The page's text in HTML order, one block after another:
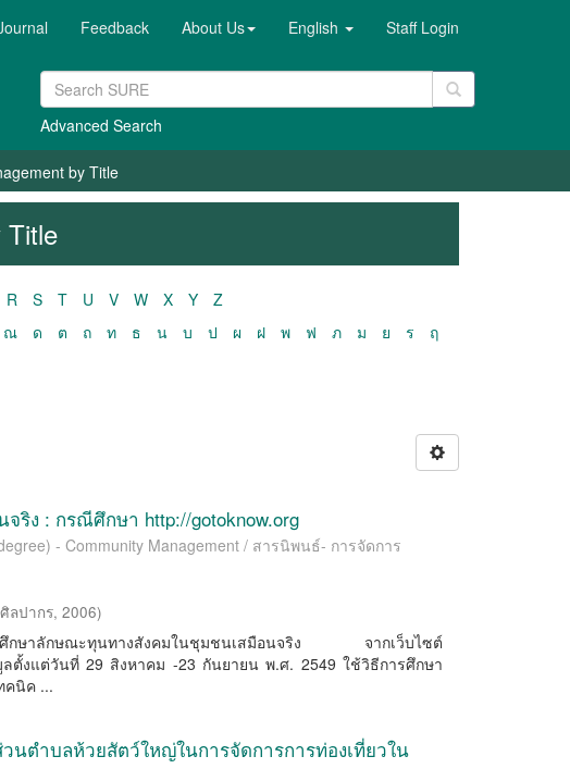
Feedback About Us English Staff Login
Advanced Search
by Title
Title
R S T U V W X Y
Z
ณ ด ต ถ ท ธ น บ ป ผ ฝ พ ฟ ภ ม ย ร
ฤ
ริง : กรณีศึกษา http://gotoknow.org
- Community Management / สารนิพนธ์- การจัดการ
ลปากร,2006)
อศึกษาลักษณะทุนทางสังคมในชุมชนเสมือนจริง จากเว็บไซต์
ลตั้งแต่วันที่ 29 สิงหาคม -23 กันยายน พ.ศ. 2549 ใช้วิธีการศึกษา
คนิค ...
นตำบลห้วยสัตว์ใหญ่ในการจัดการการท่องเที่ยวใน